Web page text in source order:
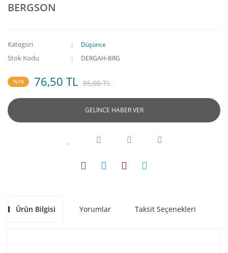
BERGSON
Kategori Düşünce
Stok Kodu DERGAH-BRG
%10 76,50 TL 85,00 TL
GELİNCE HABER VER
Ürün Bilgisi Yorumlar Taksit Seçenekleri